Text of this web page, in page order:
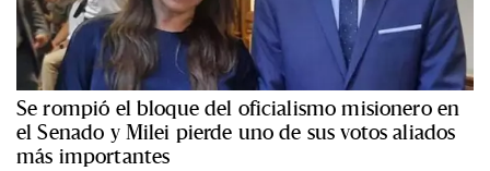
Se rompió el bloque del oficialismo misionero en
el Senado y Milei pierde uno de sus votos aliados
más importantes